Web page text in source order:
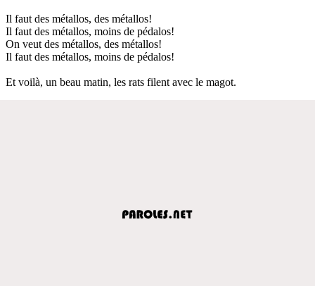
Il faut des métallos, des métallos!
Il faut des métallos, moins de pédalos!
On veut des métallos, des métallos!
Il faut des métallos, moins de pédalos!
Et voilà, un beau matin, les rats filent avec le magot.